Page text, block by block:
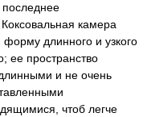
камера
длинного и узкого
ее пространство
и не очень
чтоб легче